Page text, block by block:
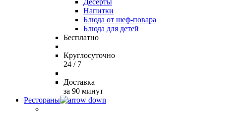
Десерты
Напитки
Блюда от шеф-повара
Блюда для детей
Бесплатно
Круглосуточно
24 / 7
Доставка
за 90 минут
Рестораны